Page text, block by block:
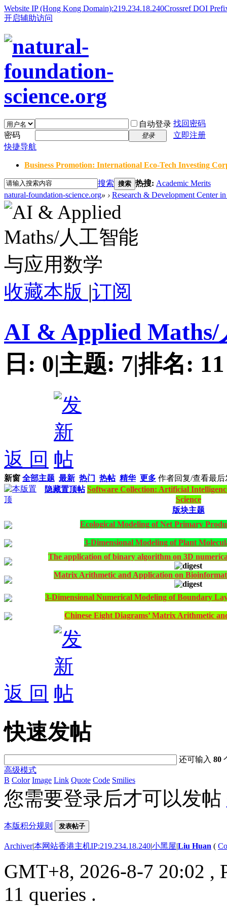
Website IP (Hong Kong Domain):219.234.18.240Crossref DOI
开启辅助访问
自动登录 找回密码
密码
登录
立即注册
快捷导航
Business Promotion: International Eco-Tech Investing
搜索 搜索 热搜: Academic Merits
natural-foundation-science.org» › Research & Development Center
收藏本版 |订阅
AI & Applied Maths/
日: 0|主题: 7|排名: 11
返 回
新窗 全部主题 最新 热门 热帖 精华 更多 作者回复/查看最后
隐藏置顶帖 Software Collection: Artificial
Science
版块主题
Ecological Modeling of Net Primary
3-Dimensional Modeling of Plant
The application of binary algorithm on 3D
Matrix Arithmetic and Application on
3-Dimensional Numerical Modeling of Boundary
Chinese Eight Diagrams’ Matrix Arithmetic
返 回
快速发帖
还可输入80
高级模式
B Color Image Link Quote Code Smilies
您需要登录后才可以发帖
本版积分规则 发表帖子
Archiver|本网站香港主机IP:219.234.18.240|小黑屋|Liu Huan (
GMT+8, 2026-8-7 20:02 ,
11 queries .